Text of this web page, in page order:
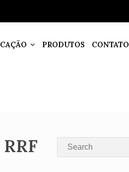
PRODUTOS CONTATO
Search